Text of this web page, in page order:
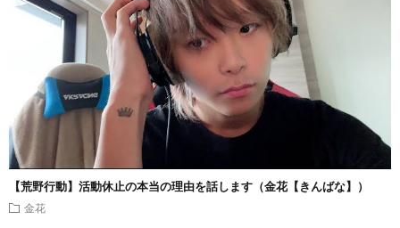
【荒野行動】活動休止の本当の理由を話します（金花【きんばな】）
金花